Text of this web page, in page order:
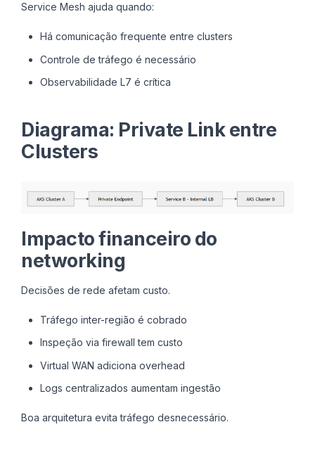
Service Mesh ajuda quando:
Há comunicação frequente entre clusters
Controle de tráfego é necessário
Observabilidade L7 é crítica
Diagrama: Private Link entre
Clusters
Impacto financeiro do
networking
Decisões de rede afetam custo.
Tráfego inter-região é cobrado
Inspeção via firewall tem custo
Virtual WAN adiciona overhead
Logs centralizados aumentam ingestão
Boa arquitetura evita tráfego desnecessário.